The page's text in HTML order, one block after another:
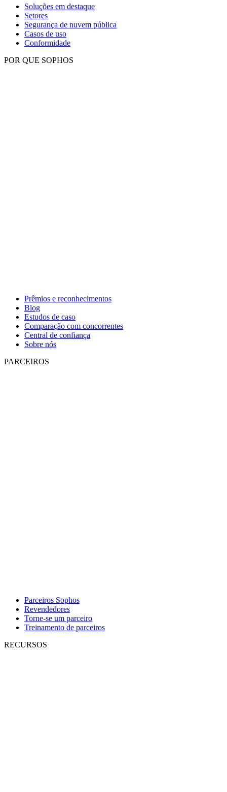
Soluções em destaque
Setores
Segurança de nuvem pública
Casos de uso
Conformidade
POR QUE SOPHOS
Prêmios e reconhecimentos
Blog
Estudos de caso
Comparação com concorrentes
Central de confiança
Sobre nós
PARCEIROS
Parceiros Sophos
Revendedores
Torne-se um parceiro
Treinamento de parceiros
RECURSOS